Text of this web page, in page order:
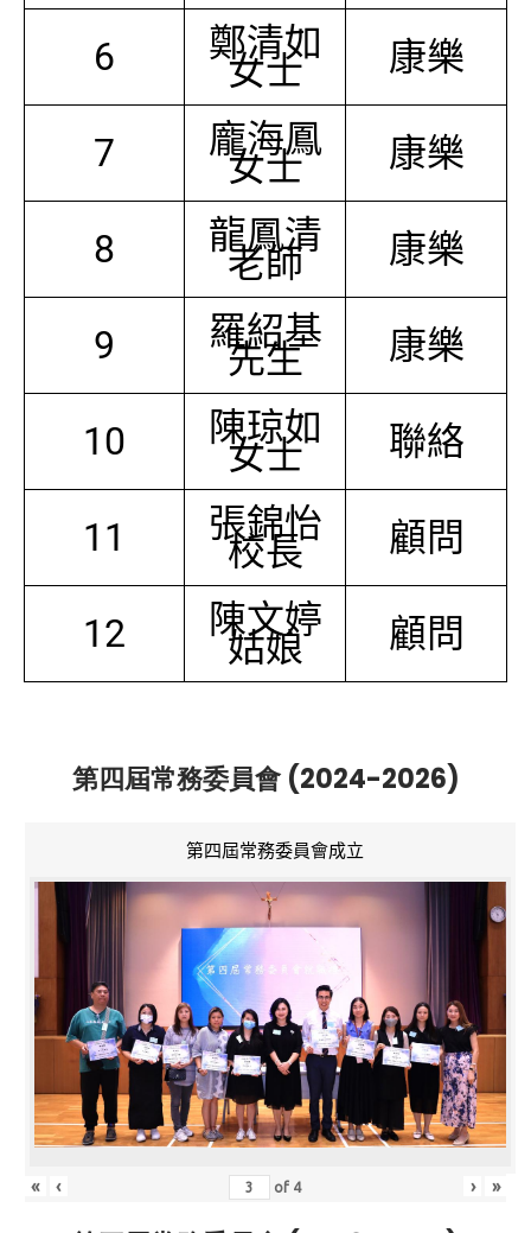
6 鄭清如
女士 康樂
7 龐海鳳
女士 康樂
8 龍鳳清
老師 康樂
9 羅紹基
先生 康樂
10 陳琼如
女士 聯絡
11 張錦怡
校長 顧問
12 陳文婷
姑娘 顧問
第四屆常務委員會 (2024-2026)
第四屆常務委員會成立
« ‹ of 4 › »